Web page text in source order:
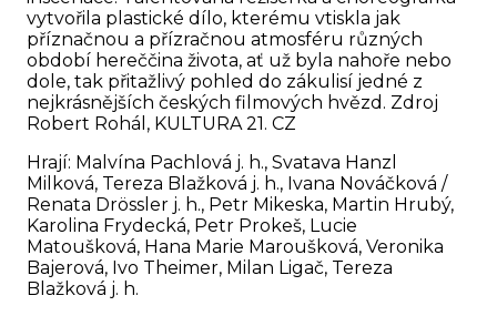
vytvořila plastické dílo, kterému vtiskla jak
příznačnou a přízračnou atmosféru různých
období hereččina života, ať už byla nahoře nebo
dole, tak přitažlivý pohled do zákulisí jedné z
nejkrásnějších českých filmových hvězd. Zdroj
Robert Rohál, KULTURA 21. CZ
Hrají: Malvína Pachlová j. h., Svatava Hanzl
Milková, Tereza Blažková j. h., Ivana Nováčková /
Renata Drössler j. h., Petr Mikeska, Martin Hrubý,
Karolina Frydecká, Petr Prokeš, Lucie
Matoušková, Hana Marie Maroušková, Veronika
Bajerová, Ivo Theimer, Milan Ligač, Tereza
Blažková j. h.